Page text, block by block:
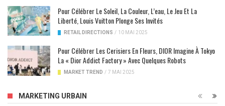
Pour Célébrer Le Soleil, La Couleur, L’eau, Le Jeu Et La
Liberté, Louis Vuitton Plonge Ses Invités
RETAIL DIRECTIONS / 10 MAI 2025
Pour Célébrer Les Cerisiers En Fleurs, DIOR Imagine À Tokyo
La « Dior Addict Factory » Avec Quelques Robots
MARKET TREND / 7 MAI 2025
MARKETING URBAIN